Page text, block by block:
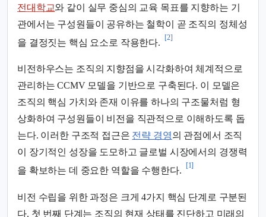
전대학교와 같이 실무 중심의 교육 목표를 지향하는 기
관에서는 구성원들이 공유하는 철학이 곧 조직의 정체성
을 결정짓는 핵심 요소로 작용한다.
[2]
비전하우스는 조직의 지향점을 시각화하여 체계적으로
관리하는 CCMV 모델을 기반으로 구축된다. 이 모델은
조직의 핵심 가치와 존재 이유를 하나의 구조물처럼 형
상화하여 구성원들이 비전을 직관적으로 이해하도록 돕
는다. 이러한 구조적 접근은 전략 경영의 관점에서 조직
이 장기적인 성장을 도모하고 글로벌 시장에서의 경쟁력
을 확보하는 데 중요한 역할을 수행한다.
[1]
비전 수립을 위한 과정은 크게 4가지 핵심 단계로 구분된
다. 첫 번째 단계는 조직의 현재 상태를 진단하고 미래의